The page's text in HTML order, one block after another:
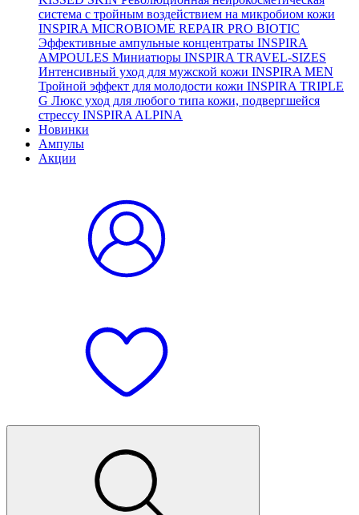
система с тройным воздействием на микробиом кожи
INSPIRA MICROBIOME REPAIR PRO BIOTIC
Эффективные ампульные концентраты INSPIRA
AMPOULES Миниатюры INSPIRA TRAVEL-SIZES
Интенсивный уход для мужской кожи INSPIRA MEN
Тройной эффект для молодости кожи INSPIRA TRIPLE
G Люкс уход для любого типа кожи, подвергшейся
стрессу INSPIRA ALPINA
Новинки
Ампулы
Акции